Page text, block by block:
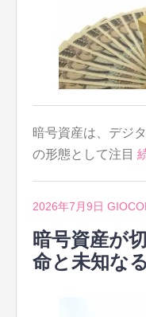
暗号資産は、デジ
の形態として注目
2026年7月9日
暗号資産が
命と未知な